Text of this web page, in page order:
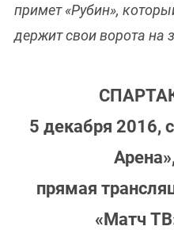
примет «Рубин»,
держит свои ворота на
5 декабря 2016,
прямая
«Матч